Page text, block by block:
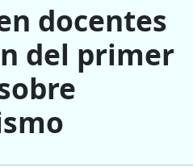
docentes
del primer